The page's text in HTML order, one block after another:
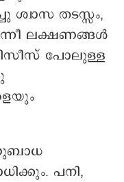
ശ്വാസ തടസ്സം,
ലക്ഷണങ്ങൾ
പോലുള്ള
പനി,